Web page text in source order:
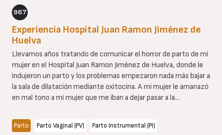
967
Experiencia Hospital Juan Ramon Jiménez de
Huelva
Llevamos años tratando de comunicar el horror de parto de mi
mujer en el Hospital Juan Ramon Jiménez de Huelva, donde le
indujeron un parto y los problemas empezaron nada más bajar a
la sala de dilatación mediante oxitocina. A mi mujer le amanazó
en mal tono a mi mujer que me iban a dejar pasar a la...
Parto Parto Vaginal (PV) Parto Instrumental (PI)